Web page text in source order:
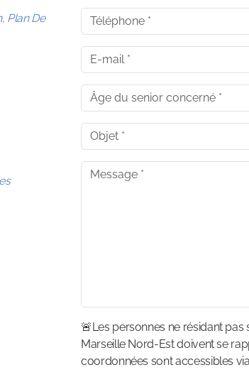
Plan De
🚨Les personnes ne résidant
Marseille Nord-Est doivent se
coordonnées sont accessibles